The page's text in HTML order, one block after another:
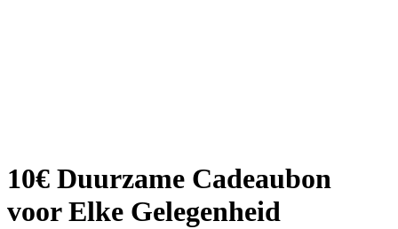
10€ Duurzame Cadeaubon
voor Elke Gelegenheid